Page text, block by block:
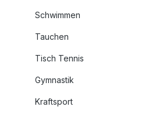
Schwimmen
Tauchen
Tisch Tennis
Gymnastik
Kraftsport